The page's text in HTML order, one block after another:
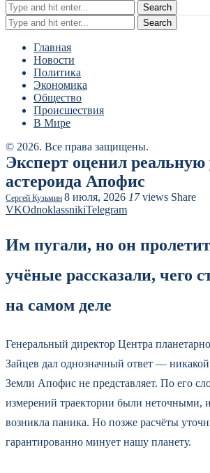
Search
Search
Главная
Новости
Политика
Экономика
Общество
Происшествия
В Мире
© 2026. Все права защищены.
Эксперт оценил реальную
астероида Апофис
Сергей Кузьмин 8 июля, 2026 17views Share
VKOdnoklassnikiTelegram
Им пугали, но он
учёные рассказали, чего
на самом деле
Генеральный директор Центра
Зайцев дал однозначный ответ —
Земли Апофис не представляет. По его
измерений траектории были неточными,
возникла паника. Но позже расчёты
гарантированно минует нашу планету.